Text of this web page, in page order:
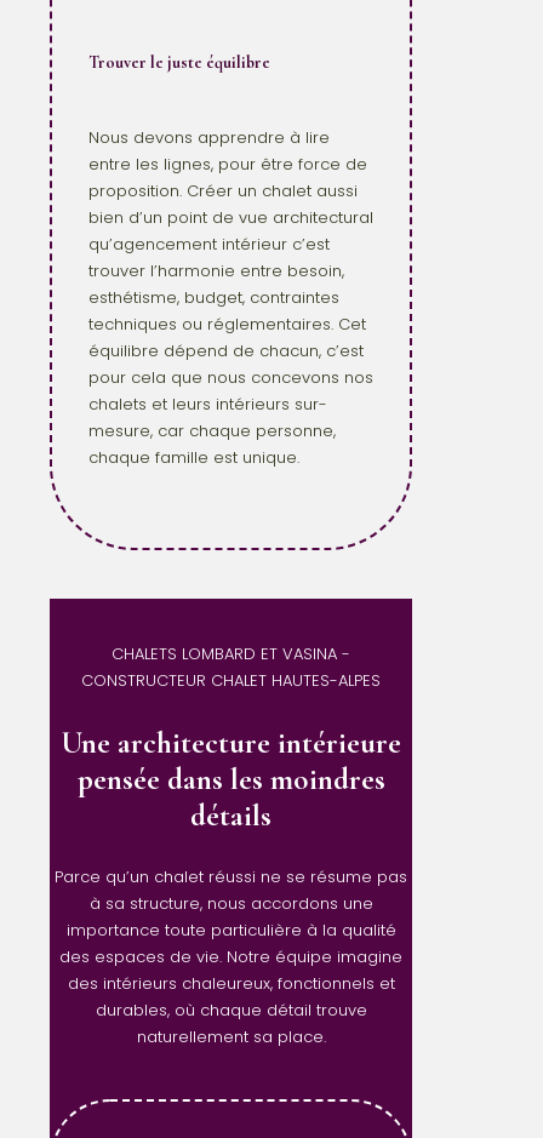
Trouver le juste équilibre
Nous devons apprendre à lire
entre les lignes, pour être force de
proposition. Créer un chalet aussi
bien d’un point de vue architectural
qu’agencement intérieur c’est
trouver l’harmonie entre besoin,
esthétisme, budget, contraintes
techniques ou réglementaires. Cet
équilibre dépend de chacun, c’est
pour cela que nous concevons nos
chalets et leurs intérieurs sur-
mesure, car chaque personne,
chaque famille est unique.
CHALETS LOMBARD ET VASINA -
CONSTRUCTEUR CHALET HAUTES-ALPES
Une architecture intérieure
pensée dans les moindres
détails
Parce qu’un chalet réussi ne se résume pas
à sa structure, nous accordons une
importance toute particulière à la qualité
des espaces de vie. Notre équipe imagine
des intérieurs chaleureux, fonctionnels et
durables, où chaque détail trouve
naturellement sa place.